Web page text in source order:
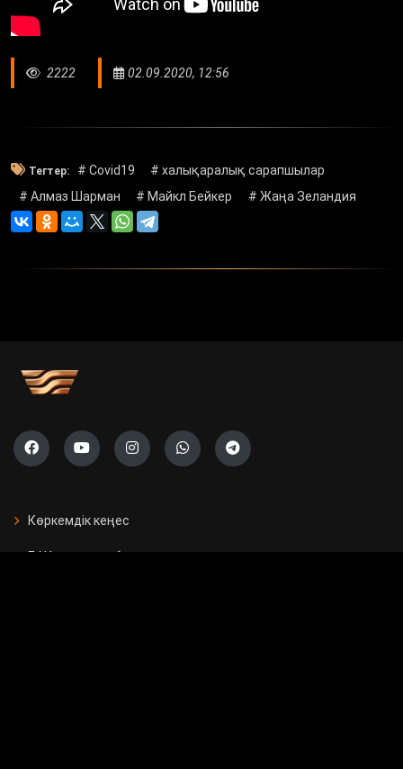
2222 02.09.2020, 12:56
Тегтер: # Covid19
# халықаралық сарапшылар
# Алмаз Шарман
# Майкл Бейкер # Жаңа Зеландия
Көркемдік кеңес
БАҚ арналған бағдарламалар